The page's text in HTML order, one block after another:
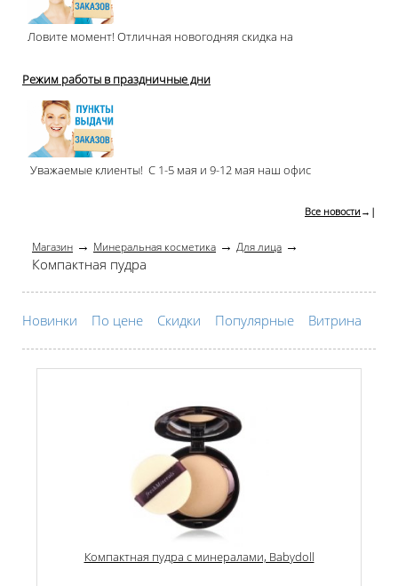
Ловите момент! Отличная новогодняя скидка на
Режим работы в праздничные дни
Уважаемые клиенты! С 1-5 мая и 9-12 мая наш офис
Все новости →|
Магазин → Минеральная косметика → Для лица →
Компактная пудра
Новинки По цене Скидки Популярные Витрина
Компактная пудра с минералами, Babydoll